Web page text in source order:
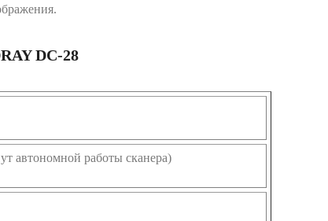
DC-28
автономной работы сканера)